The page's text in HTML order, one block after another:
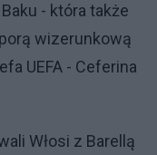
- która także
wizerunkową
UEFA - Ceferina
Włosi z Barellą